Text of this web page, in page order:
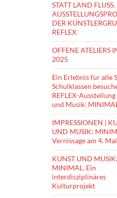
STATT LAND FLUSS.
DER
REFLEX
OFFENE ATELIERS
2025
Ein Erlebnis für alle
Schulklassen
REFLEX-
und Musik:
IMPRESSIONEN |
UND MUSIK:
Vernissage am 4.
KUNST UND MUSIK:
MINIMAL. Ein
interdisziplinäres
Kulturprojekt